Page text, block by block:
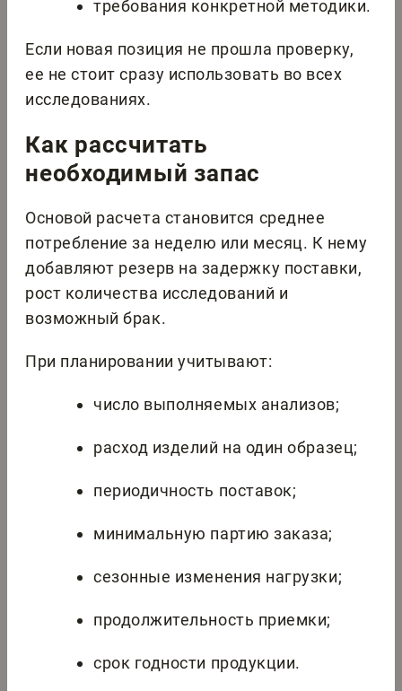
требования конкретной методики.
Если новая позиция не прошла проверку,
ее не стоит сразу использовать во всех
исследованиях.
Как рассчитать
необходимый запас
Основой расчета становится среднее
потребление за неделю или месяц. К нему
добавляют резерв на задержку поставки,
рост количества исследований и
возможный брак.
При планировании учитывают:
число выполняемых анализов;
расход изделий на один образец;
периодичность поставок;
минимальную партию заказа;
сезонные изменения нагрузки;
продолжительность приемки;
срок годности продукции.